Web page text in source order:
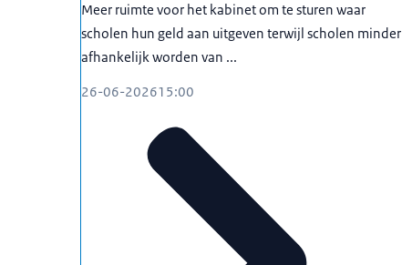
Meer ruimte voor het kabinet om te sturen waar
scholen hun geld aan uitgeven terwijl scholen minder
afhankelijk worden van ...
26-06-202615:00